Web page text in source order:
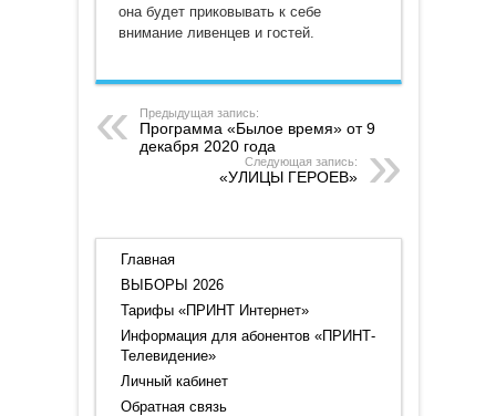
она будет приковывать к себе
внимание ливенцев и гостей.
Предыдущая запись:
Программа «Былое время» от 9
декабря 2020 года
Следующая запись:
«УЛИЦЫ ГЕРОЕВ»
Главная
ВЫБОРЫ 2026
Тарифы «ПРИНТ Интернет»
Информация для абонентов «ПРИНТ-
Телевидение»
Личный кабинет
Обратная связь